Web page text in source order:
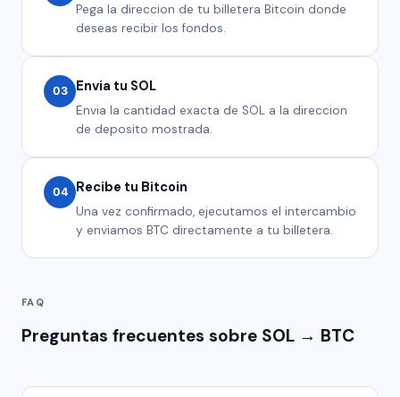
Pega la direccion de tu billetera Bitcoin donde
deseas recibir los fondos.
03 Envia tu SOL
Envia la cantidad exacta de SOL a la direccion
de deposito mostrada.
04 Recibe tu Bitcoin
Una vez confirmado, ejecutamos el intercambio
y enviamos BTC directamente a tu billetera.
FAQ
Preguntas frecuentes sobre SOL → BTC